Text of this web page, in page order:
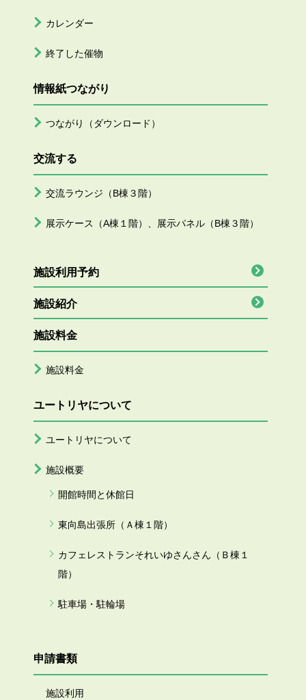
カレンダー
終了した催物
情報紙つながり
つながり（ダウンロード）
交流する
交流ラウンジ（B棟３階）
展示ケース（A棟１階）、展示パネル（B棟３階）
施設利用予約
施設紹介
施設料金
施設料金
ユートリヤについて
ユートリヤについて
施設概要
開館時間と休館日
東向島出張所（Ａ棟１階）
カフェレストランそれいゆさんさん（Ｂ棟１
階）
駐車場・駐輪場
申請書類
施設利用